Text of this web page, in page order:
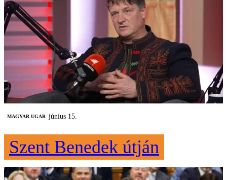
MAGYAR UGAR június 15.
Szent Benedek útján